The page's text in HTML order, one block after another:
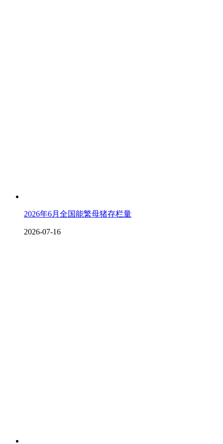
2026年6月全国能繁母猪存栏量
2026-07-16